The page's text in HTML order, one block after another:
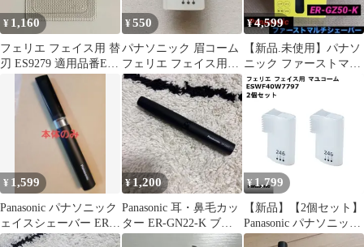
¥ 1,160
フェリエ フェイス用 替
刃 ES9279 適用品番ES-
WF53 /WF61 他
¥550
パナソニック 眉コーム
フェリエ フェイス用
ES-WF53 付属品
¥4,599
【新品.未使用】パナソ
ニック ファーストマル
チシェーバー ER-
GZ50-K黒③
¥ 1,599
Panasonic パナソニック
ェイスシェーバー ER-
GM20 本体
¥1,200
Panasonic 耳・鼻毛カッ
ター ER-GN22-K ブラ
ック
¥1,799
【新品】【2個セット】
Panasonic パナソニック
フェリエ フェイス マユ